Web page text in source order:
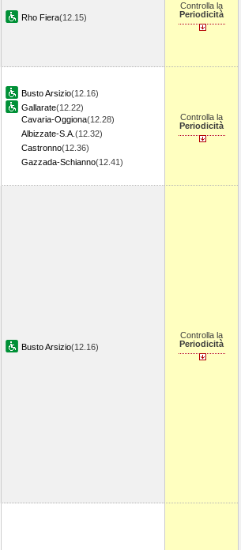
Rho Fiera(12.15)
Controlla la
Periodicità
Busto Arsizio(12.16)
Gallarate(12.22)
Cavaria-Oggiona(12.28)
Albizzate-S.A. (12.32)
Castronno(12.36)
Gazzada-Schianno(12.41)
Controlla la
Periodicità
Busto Arsizio(12.16)
Controlla la
Periodicità